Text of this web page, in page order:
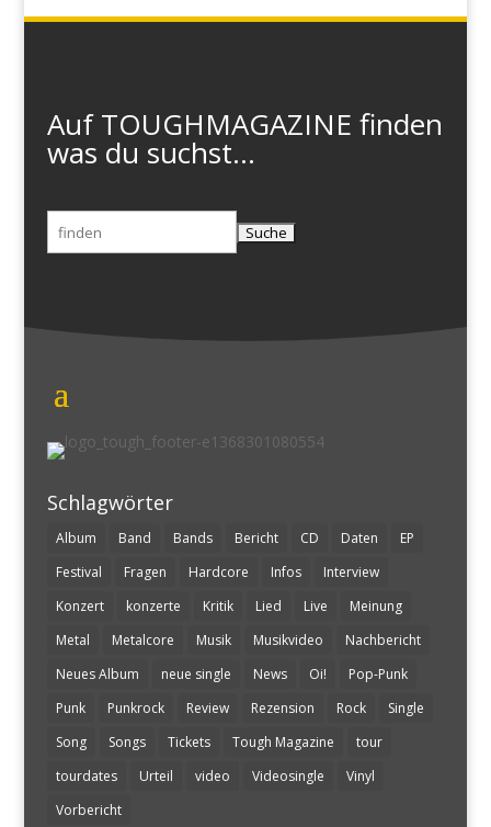
Auf TOUGHMAGAZINE finden
was du suchst...
Suchen
nach:
Schlagwörter
Album Band Bands Bericht CD Daten
EP
Festival
Fragen Hardcore Infos
Interview
Konzert
konzerte Kritik Lied Live
Meinung
Metal
Metalcore Musik Musikvideo
Nachbericht
Neues Album
neue single News Oi!
Pop-Punk
Punk
Punkrock Review Rezension Rock
Single
Song
Songs Tickets Tough Magazine
tour
tourdates
Urteil video Videosingle
Vinyl
Vorbericht